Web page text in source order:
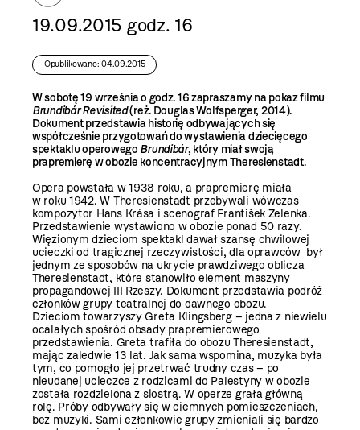
19.09.2015 godz. 16
Opublikowano: 04.09.2015
W sobotę 19 września o godz. 16 zapraszamy na pokaz filmu
Brundibár Revisited(reż. Douglas Wolfsperger, 2014).
Dokument przedstawia historię odbywających się
współcześnie przygotowań do wystawienia dziecięcego
spektaklu operowego Brundibár, który miał swoją
prapremierę w obozie koncentracyjnym Theresienstadt.
Opera powstała w 1938 roku, a prapremierę miała
w roku 1942. W Theresienstadt przebywali wówczas
kompozytor Hans Krása i scenograf František Zelenka.
Przedstawienie wystawiono w obozie ponad 50 razy.
Więzionym dzieciom spektakl dawał szansę chwilowej
ucieczki od tragicznej rzeczywistości, dla oprawców był
jednym ze sposobów na ukrycie prawdziwego oblicza
Theresienstadt, które stanowiło element maszyny
propagandowej III Rzeszy. Dokument przedstawia podróż
członków grupy teatralnej do dawnego obozu.
Dzieciom towarzyszy Greta Klingsberg – jedna z niewielu
ocalałych spośród obsady prapremierowego
przedstawienia. Greta trafiła do obozu Theresienstadt,
mając zaledwie 13 lat. Jak sama wspomina, muzyka była
tym, co pomogło jej przetrwać trudny czas – po
nieudanej ucieczce z rodzicami do Palestyny w obozie
została rozdzielona z siostrą. W operze grała główną
rolę. Próby odbywały się w ciemnych pomieszczeniach,
bez muzyki. Sami członkowie grupy zmieniali się bardzo